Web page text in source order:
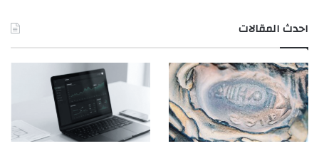
احدث المقالات